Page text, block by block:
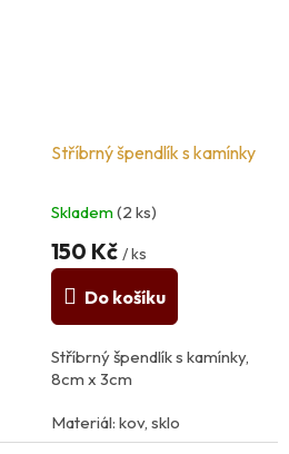
Stříbrný špendlík s kamínky
Skladem(2 ks)
150 Kč / ks
Do košíku
Stříbrný špendlík s kamínky,
8cm x 3cm
Materiál: kov, sklo